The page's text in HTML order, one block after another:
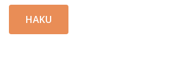
HAKU